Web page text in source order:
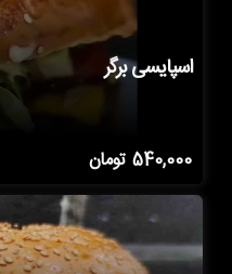
اسپایسی برگر
540,000 تومان